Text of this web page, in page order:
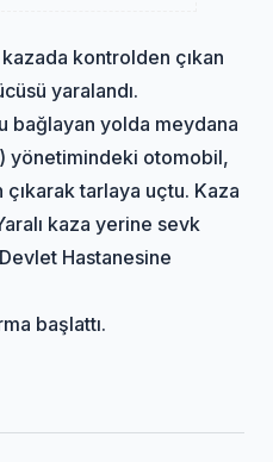
kontrolden çıkan
yaralandı.
bağlayan yolda meydana
yönetimindeki otomobil,
tarlaya uçtu. Kaza
kaza yerine sevk
Hastanesine
başlattı.